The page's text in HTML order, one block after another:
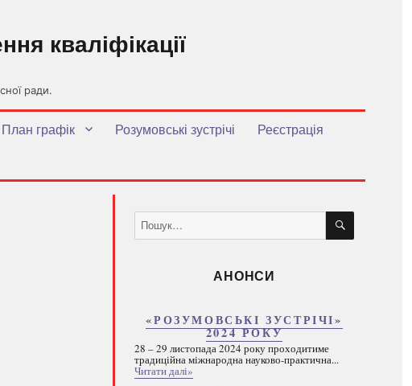
ради.
кваліфікації
План графік Розумовські зустрічі
Реєстрація
Пошук
за
ШУКАТИ
АНОНСИ
«РОЗУМОВСЬКІ ЗУСТРІЧІ»
2024 РОКУ
28 – 29 листопада 2024 року проходитиме
традиційна міжнародна науково-практична...
Читати далі»